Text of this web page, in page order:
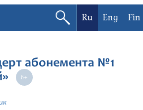
Ru Eng Fin
абонемента №1